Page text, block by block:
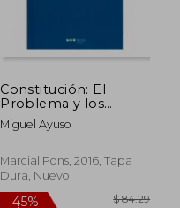
Constitución: El
Problema y los
Problemas
(Prudentia Iuris)
Miguel Ayuso
Marcial Pons, 2016, Tapa
Dura, Nuevo